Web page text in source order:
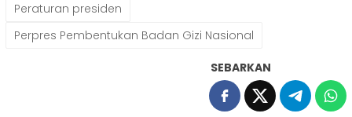
Peraturan presiden
Perpres Pembentukan Badan Gizi Nasional
SEBARKAN